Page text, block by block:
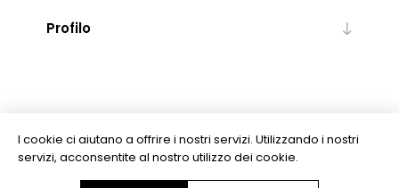
Profilo
I cookie ci aiutano a offrire i nostri servizi. Utilizzando i nostri
servizi, acconsentite al nostro utilizzo dei cookie.